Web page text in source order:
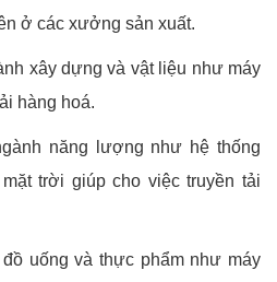
ở các xưởng sản xuất.
xây dựng và vật liệu như máy
hàng hoá.
năng lượng như hệ thống
trời giúp cho việc truyền tải
uống và thực phẩm như máy